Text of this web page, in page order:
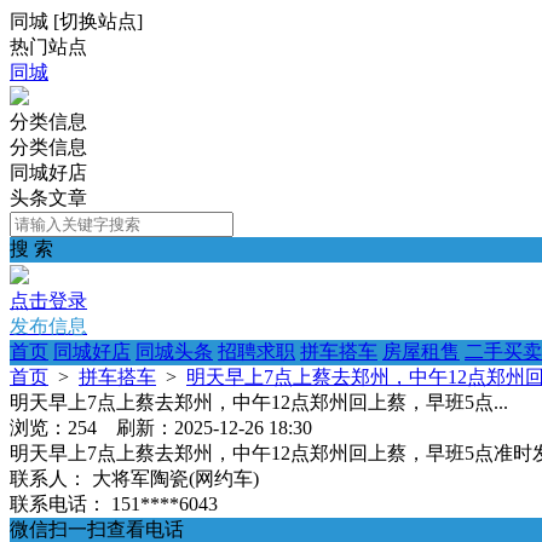
同城 [切换站点]
热门站点
同城
分类信息
分类信息
同城好店
头条文章
搜 索
点击登录
发布信息
首页 同城好店 同城头条 招聘求职 拼车搭车 房屋租售 二手买卖
首页 > 拼车搭车 > 明天早上7点上蔡去郑州，中午12点郑州
明天早上7点上蔡去郑州，中午12点郑州回上蔡，早班5点...
浏览：254 刷新：2025-12-26 18:30
明天早上7点上蔡去郑州，中午12点郑州回上蔡，早班5点准
联系人：
大将军陶瓷(网约车)
联系电话：
151****6043
微信扫一扫查看电话